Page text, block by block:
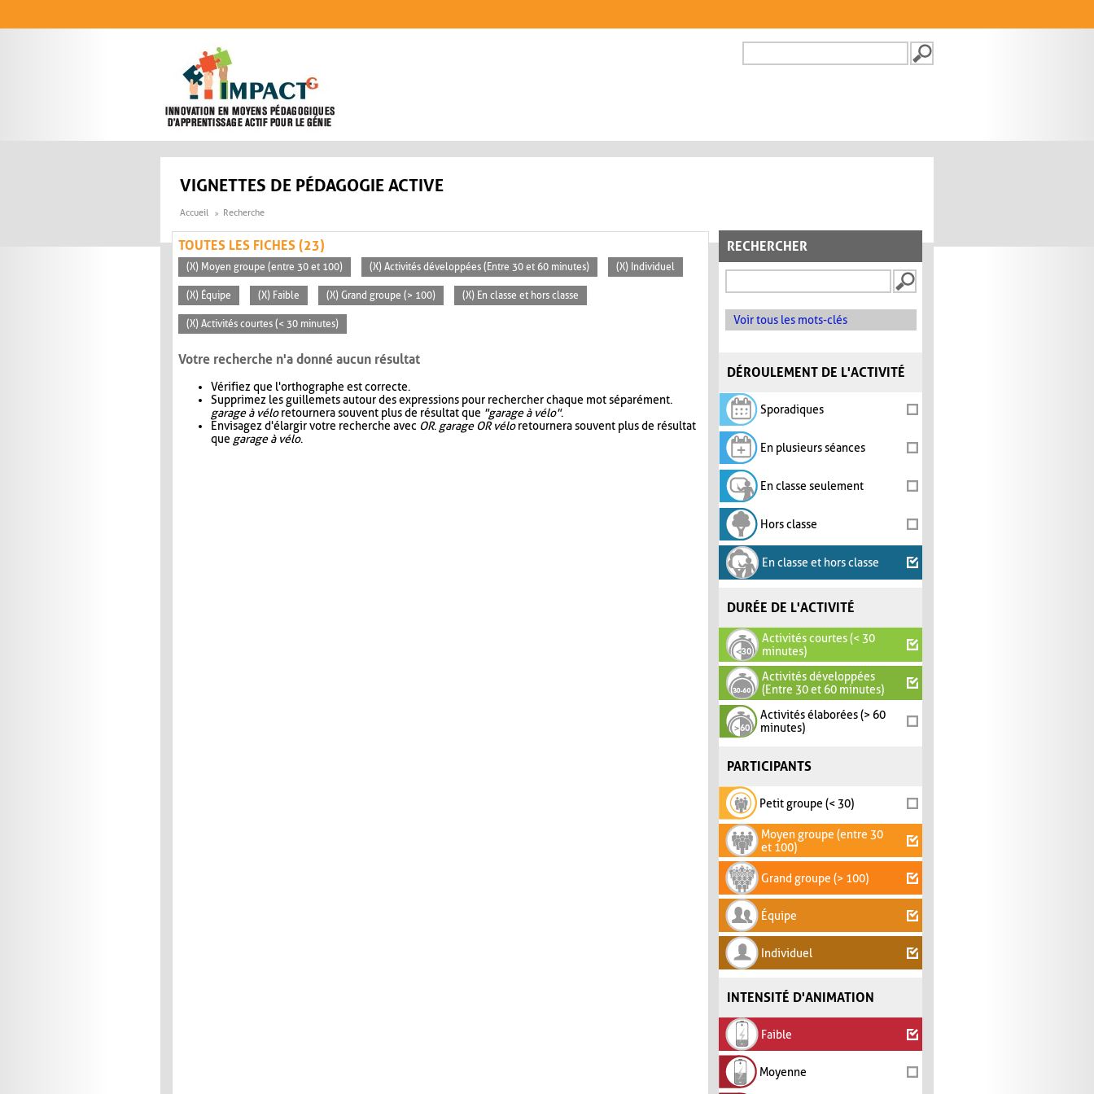
FORMULAIRE DE
VIGNETTES DE PÉDAGOGIE ACTIVE
Accueil Recherche
RECHERCHER
Voir tous les mots-clés
DÉROULEMENT DE L'ACTIVITÉ
Sporadiques
En plusieurs séances
En classe seulement
Hors classe
En classe et hors classe
DURÉE DE L'ACTIVITÉ
Activités courtes (< 30
minutes)
Activités développées
(Entre 30 et 60 minutes)
Activités élaborées (> 60
minutes)
PARTICIPANTS
Petit groupe (< 30)
Moyen groupe (entre 30
et 100)
Grand groupe (> 100)
Équipe
Individuel
INTENSITÉ D'ANIMATION
Faible
Moyenne
TOUTES LES FICHES (23)
(X) Moyen groupe (entre 30 et 100) (X) Activités développées (Entre 30 et 60 minutes) (X) Individuel
(X) Équipe (X) Faible (X) Grand groupe (> 100) (X) En classe et hors classe
(X) Activités courtes (< 30 minutes)
Votre recherche n'a donné aucun résultat
Vérifiez que l'orthographe est correcte.
Supprimez les guillemets autour des expressions pour rechercher chaque mot séparément.
garage à véloretournera souvent plus de résultat que "garage à vélo".
Envisagez d'élargir votre recherche avec OR. garage OR véloretournera souvent plus de résultat
que garage à vélo.